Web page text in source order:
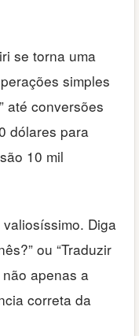
se torna uma
simples
até conversões
dólares para
10 mil
Diga
ou “Traduzir
apenas a
correta da